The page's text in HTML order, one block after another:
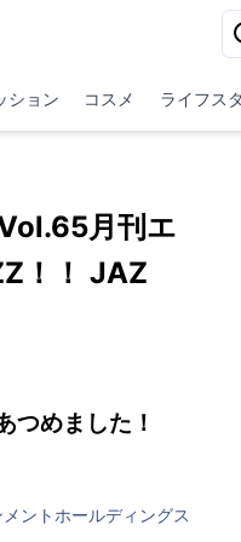
ション コスメ ライフス
月刊エ
！！ JAZ
つめました！
ントホールディングス